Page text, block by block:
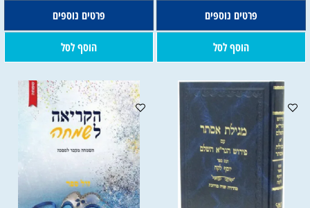
פרטים נוספים
הוסף לסל
פרטים נוספים
הוסף לסל